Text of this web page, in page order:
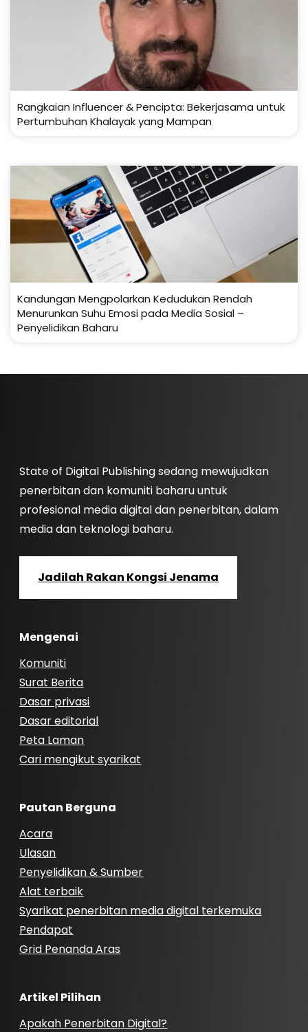
Rangkaian Influencer & Pencipta: Bekerjasama untuk
Pertumbuhan Khalayak yang Mampan
Kandungan Mengpolarkan Kedudukan Rendah
Menurunkan Suhu Emosi pada Media Sosial –
Penyelidikan Baharu
State of Digital Publishing sedang mewujudkan
penerbitan dan komuniti baharu untuk
profesional media digital dan penerbitan, dalam
media dan teknologi baharu.
Jadilah Rakan Kongsi Jenama
Mengenai
Komuniti
Surat Berita
Dasar privasi
Dasar editorial
Peta Laman
Cari mengikut syarikat
Pautan Berguna
Acara
Ulasan
Penyelidikan & Sumber
Alat terbaik
Syarikat penerbitan media digital terkemuka
Pendapat
Grid Penanda Aras
Artikel Pilihan
Apakah Penerbitan Digital?